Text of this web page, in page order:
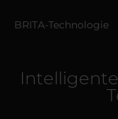
BRITA-Technologie